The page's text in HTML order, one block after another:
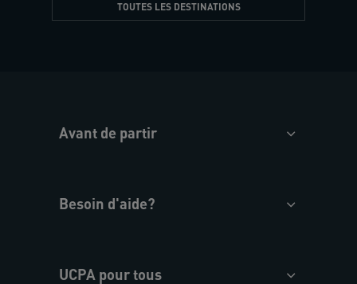
TOUTES LES DESTINATIONS
Avant de partir
Besoin d'aide?
UCPA pour tous